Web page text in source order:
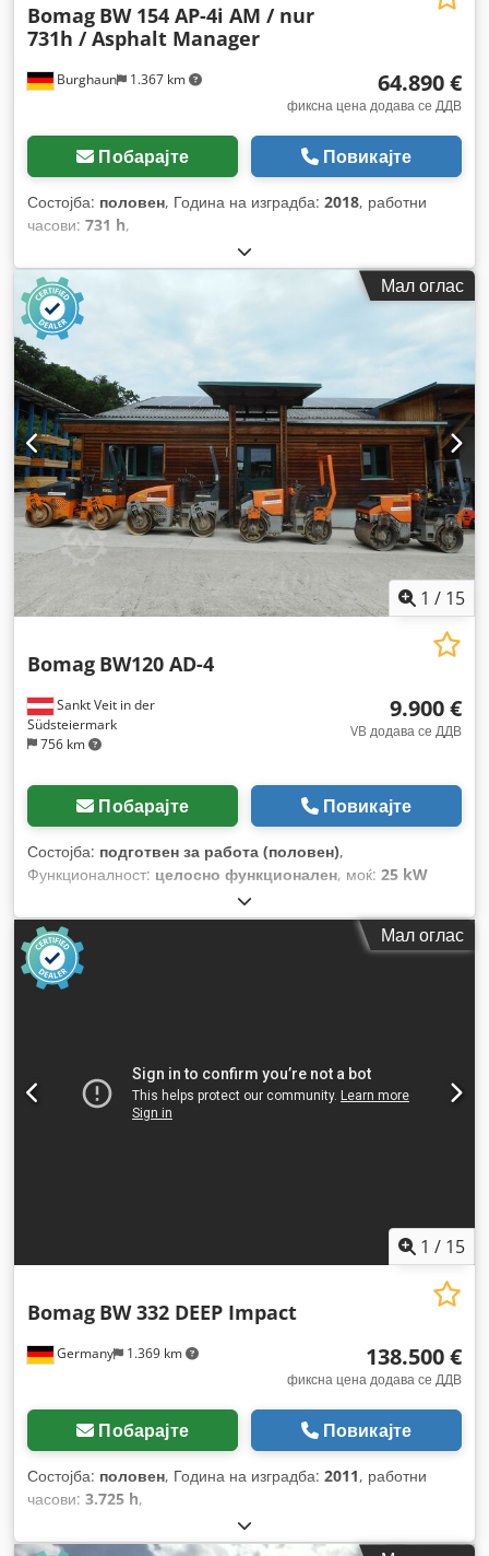
Burghaun 1.367 km
Bomag BW 154 AP-4i AM / nur
731h / Asphalt Manager
64.890 €
фиксна цена додава се ДДВ
Побарајте Повикајте
Состојба: половен, Година на изградба: 2018, работни
часови: 731 h,
Мал оглас
1 / 15
Sankt Veit in der
Südsteiermark
756 km
Bomag BW120 AD-4
9.900 €
VB додава се ДДВ
Побарајте Повикајте
Состојба: подготвен за работа (половен),
Функционалност: целосно функционален, моќ: 25 kW
, празна тежина:
изградба:2007, работни часови:2.950 h,
Мал оглас
1 / 15
Germany 1.369 km
Bomag BW 332 DEEP Impact
138.500 €
фиксна цена додава се ДДВ
Побарајте Повикајте
Состојба: половен, Година на изградба: 2011, работни
часови: 3.725 h,